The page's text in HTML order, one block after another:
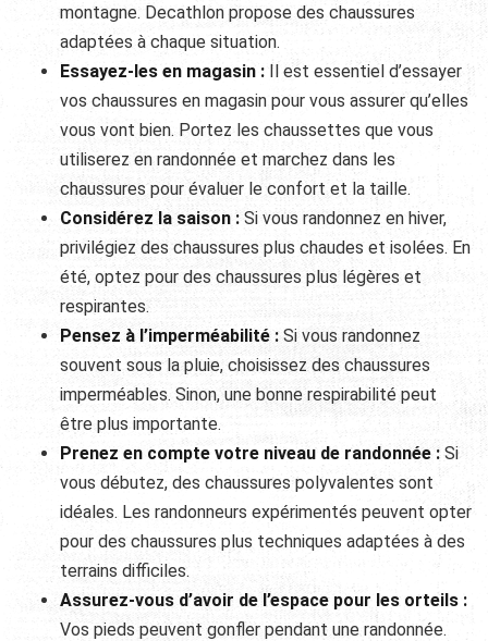
montagne. Decathlon propose des chaussures
adaptées à chaque situation.
Essayez-les en magasin : Il est essentiel d’essayer
vos chaussures en magasin pour vous assurer qu’elles
vous vont bien. Portez les chaussettes que vous
utiliserez en randonnée et marchez dans les
chaussures pour évaluer le confort et la taille.
Considérez la saison : Si vous randonnez en hiver,
privilégiez des chaussures plus chaudes et isolées. En
été, optez pour des chaussures plus légères et
respirantes.
Pensez à l’imperméabilité : Si vous randonnez
souvent sous la pluie, choisissez des chaussures
imperméables. Sinon, une bonne respirabilité peut
être plus importante.
Prenez en compte votre niveau de randonnée : Si
vous débutez, des chaussures polyvalentes sont
idéales. Les randonneurs expérimentés peuvent opter
pour des chaussures plus techniques adaptées à des
terrains difficiles.
Assurez-vous d’avoir de l’espace pour les orteils :
Vos pieds peuvent gonfler pendant une randonnée.